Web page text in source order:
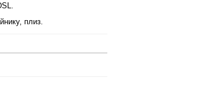
плиз.